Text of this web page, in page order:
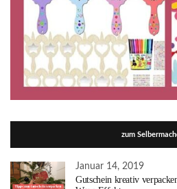
zum
Januar 14, 2019
Gutschein kreativ